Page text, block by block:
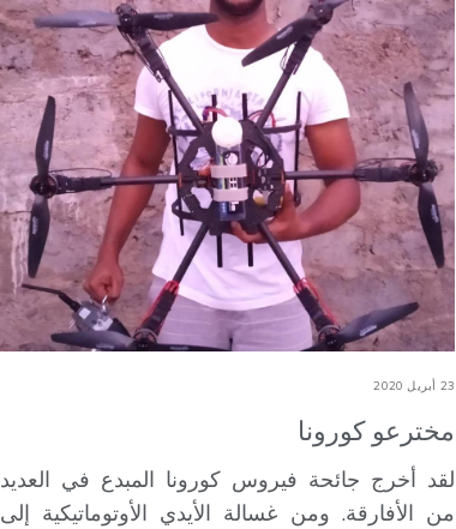
23 أبريل 2020
مخترعو كورونا
لقد أخرج جائحة فيروس كورونا المبدع في العديد
من الأفارقة. ومن غسالة الأيدي الأوتوماتيكية إلى